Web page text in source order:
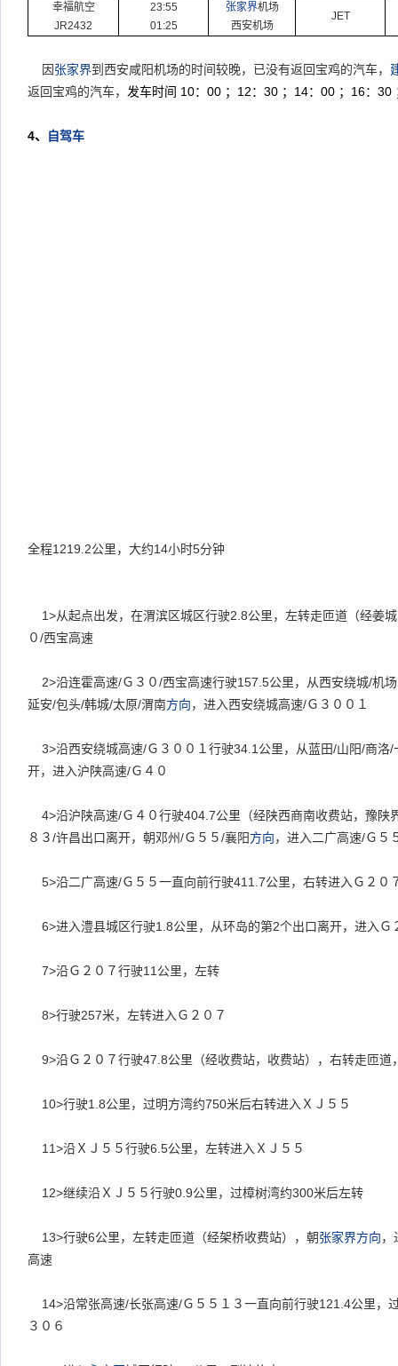
幸福航空
JR2432
23:55
01:25
张家界机场
西安机场
JET
因张家界到西安咸阳机场的时间较晚，已没有返回宝鸡的汽车，
返回宝鸡的汽车， 发车时间 10： 00 ； 12： 30 ； 14： 00 ； 16： 30
4、 自驾车
全程1219.2公里，大约14小时5分钟
1>从起点出发，在渭滨区城区行驶2.8公里，左转走匝道（经姜
０/西宝高速
2>沿连霍高速/Ｇ３０/西宝高速行驶157.5公里，从西安绕城/机
延安/包头/韩城/太原/渭南方向，进入西安绕城高速/Ｇ３００１
3>沿西安绕城高速/Ｇ３００１行驶34.1公里，从蓝田/山阳/商洛
开，进入沪陕高速/Ｇ４０
4>沿沪陕高速/Ｇ４０行驶404.7公里（经陕西商南收费站，豫陕
８３/许昌出口离开，朝邓州/Ｇ５５/襄阳方向，进入二广高速/Ｇ５
5>沿二广高速/Ｇ５５一直向前行驶411.7公里，右转进入Ｇ２０
6>进入澧县城区行驶1.8公里，从环岛的第2个出口离开，进入Ｇ
7>沿Ｇ２０７行驶11公里，左转
8>行驶257米，左转进入Ｇ２０７
9>沿Ｇ２０７行驶47.8公里（经收费站，收费站），右转走匝道
10>行驶1.8公里，过明方湾约750米后右转进入ＸＪ５５
11>沿ＸＪ５５行驶6.5公里，左转进入ＸＪ５５
12>继续沿ＸＪ５５行驶0.9公里，过樟树湾约300米后左转
13>行驶6公里，左转走匝道（经架桥收费站），朝张家界方向，
高速
14>沿常张高速/长张高速/Ｇ５５１３一直向前行驶121.4公里，
３０６